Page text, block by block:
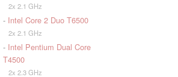
2x 2.1 GHz
- Intel Core 2 Duo T6500
2x 2.1 GHz
- Intel Pentium Dual Core
T4500
2x 2.3 GHz